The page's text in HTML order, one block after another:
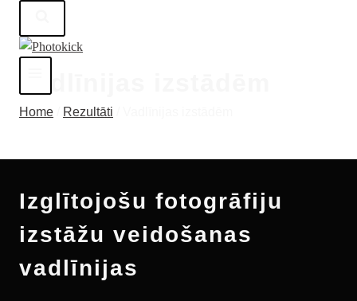
content
Home Rezultāti
Izglītojošu fotogrāfiju
izstāžu veidošanas
vadlīnijas